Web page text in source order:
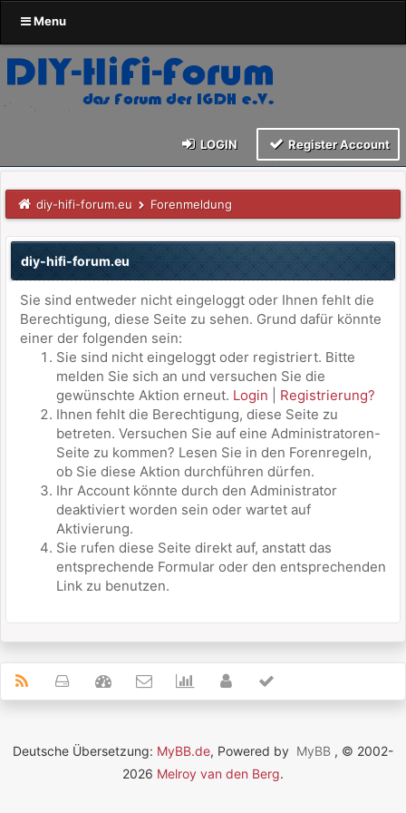
Menu
LOGIN Register Account
diy-hifi-forum.eu Forenmeldung
diy-hifi-forum.eu
Sie sind entweder nicht eingeloggt oder Ihnen fehlt die
Berechtigung, diese Seite zu sehen. Grund dafür könnte
einer der folgenden sein:
Sie sind nicht eingeloggt oder registriert. Bitte
melden Sie sich an und versuchen Sie die
gewünschte Aktion erneut. Login
Registrierung?
Ihnen fehlt die Berechtigung, diese Seite zu
betreten. Versuchen Sie auf eine Administratoren-
Seite zu kommen? Lesen Sie in den Forenregeln,
ob Sie diese Aktion durchführen dürfen.
Ihr Account könnte durch den Administrator
deaktiviert worden sein oder wartet auf
Aktivierung.
Sie rufen diese Seite direkt auf, anstatt das
entsprechende Formular oder den entsprechenden
Link zu benutzen.
Deutsche Übersetzung: MyBB.de, Powered by MyBB , © 2002-
2026 Melroy van den Berg.